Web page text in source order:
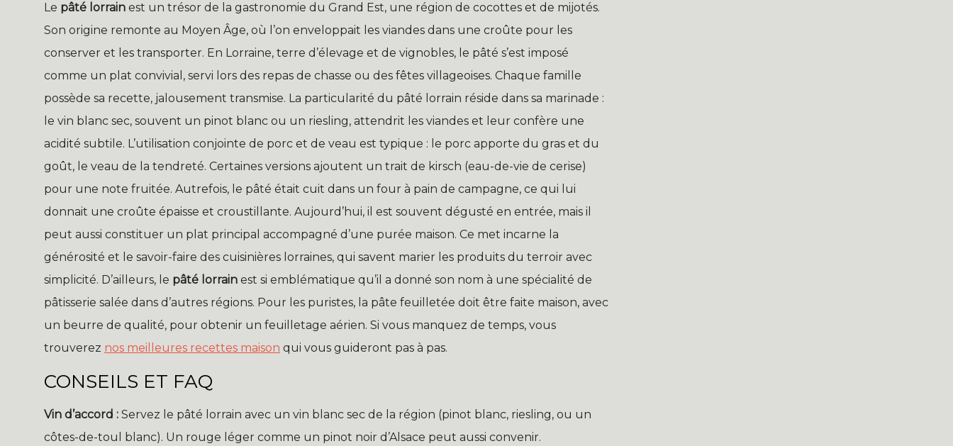
Le pâté lorrain est un trésor de la gastronomie du Grand Est, une région de cocottes et de mijotés.
Son origine remonte au Moyen Âge, où l’on enveloppait les viandes dans une croûte pour les
conserver et les transporter. En Lorraine, terre d’élevage et de vignobles, le pâté s’est imposé
comme un plat convivial, servi lors des repas de chasse ou des fêtes villageoises. Chaque famille
possède sa recette, jalousement transmise. La particularité du pâté lorrain réside dans sa marinade :
le vin blanc sec, souvent un pinot blanc ou un riesling, attendrit les viandes et leur confère une
acidité subtile. L’utilisation conjointe de porc et de veau est typique : le porc apporte du gras et du
goût, le veau de la tendreté. Certaines versions ajoutent un trait de kirsch (eau-de-vie de cerise)
pour une note fruitée. Autrefois, le pâté était cuit dans un four à pain de campagne, ce qui lui
donnait une croûte épaisse et croustillante. Aujourd’hui, il est souvent dégusté en entrée, mais il
peut aussi constituer un plat principal accompagné d’une purée maison. Ce met incarne la
générosité et le savoir-faire des cuisinières lorraines, qui savent marier les produits du terroir avec
simplicité. D’ailleurs, le pâté lorrain est si emblématique qu’il a donné son nom à une spécialité de
pâtisserie salée dans d’autres régions. Pour les puristes, la pâte feuilletée doit être faite maison, avec
un beurre de qualité, pour obtenir un feuilletage aérien. Si vous manquez de temps, vous
trouverez nos meilleures recettes maison qui vous guideront pas à pas.
CONSEILS ET FAQ
Vin d’accord : Servez le pâté lorrain avec un vin blanc sec de la région (pinot blanc, riesling, ou un
côtes-de-toul blanc). Un rouge léger comme un pinot noir d’Alsace peut aussi convenir.